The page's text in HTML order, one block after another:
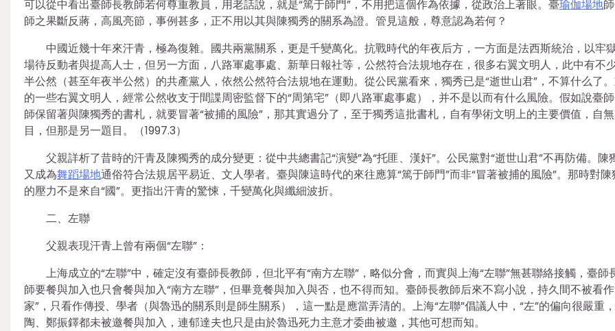
可以從中看出臺師長教師若何尊重教員，用老話說，就是“篤于師門”，不用把這個作為依據，從政治上著眼。臺瑜伽場地
師之果斷反蔣，高風亮節，事例甚多，正不用以其與陳獨秀的關系為證。管見這般，尊意認為若何？
中國近幾十年來汗青，極為復雜。國共兩黨關系，更是千變萬化。抗戰時代的年夜后方，一方面是法西斯統治，以牢
場待反動者與提高人士，但另一方面，八路軍處事處、新華日報社等，公然符合法規地存在，很多右翼文明人，此中有不
半公然（甚至年夜半公然）的共產黨人，依然公然符合法規地在運動。從公民黨看來，獨秀已是“逝世山君”，不算什么了
的一些右翼文明人，經常公然收支于間諜周密監督下的“周第宅”（即八路軍處事處），并不是以而有什么風險。假如說臺
師保留著與陳獨秀的書札，就要冒著“被捕的風險”，那其實過分了，至于獨秀這批書札，自有學術文明上的主要價值，自
目，但那是另一題目。（1997.3）
父親詳析了昔時的汗青及陳獨秀的成分變更：從中共總書記“演變”為“托匪、漢奸”。公民黨對“逝世山君”不再防備。陳
又成為舞蹈場地通俗符合法規居平易近、文人學者。臺與陳這時代的來往應算“篤于師門”而非“冒著被捕的風險”。那時對陳
的壓力不是來自“國”。更指出汗青的驚悚，千變萬化與纖細波折。
二、左聯
父親表現汗青上曾有兩個“左聯”：
上海成立的“左聯”中，確定沒有臺師長教師，但北平有“南方左聯”，略似分會，而實與上海“左聯”無甚聯絡接觸，臺師
師要餐與加入也只會餐與加入“南方左聯”，但畢竟餐與加入與否，也不得而知。臺師長教師后來不寫小說，持久間不被看
家”，只看作傳授、學者（與魯迅的關系則是師生關系），這一點是應當弄清的。上海“左聯”倡議人中，“左”的偏向很嚴重
陶、鄭振鐸都未被邀餐與加入，連郁達夫也只是由於魯迅死力主意才委曲被邀，其他可想而知。